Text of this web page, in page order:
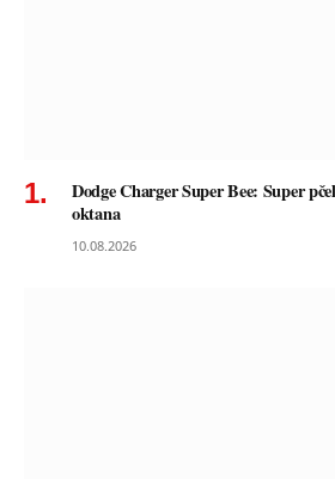
Dodge Charger Super Bee: Super
oktana
10.08.2026